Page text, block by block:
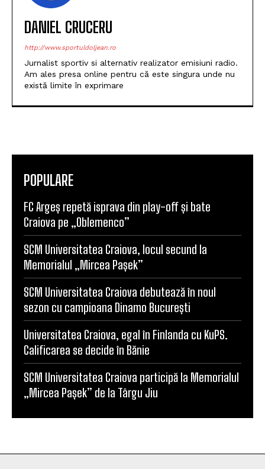
http://www.sportuldoljean.ro
Jurnalist sportiv si alternativ realizator emisiuni radio.
Am ales presa online pentru că este singura unde nu
există limite în exprimare
Craiova pe „Oblemenco”
SCM Universitatea Craiova, locul secund la
Memorialul „Mircea Pașek”
SCM Universitatea Craiova debutează în noul
sezon cu campioana Dinamo București
Universitatea Craiova, egal în Finlanda cu KuPS.
Calificarea se decide în Bănie
SCM Universitatea Craiova participă la Memorialul
„Mircea Pașek” de la Târgu Jiu
SPORTUL DOLJEAN